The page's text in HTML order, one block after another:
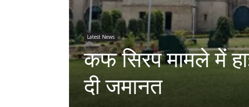
Latest News
कफ सिरप मामले में
दी जमानत